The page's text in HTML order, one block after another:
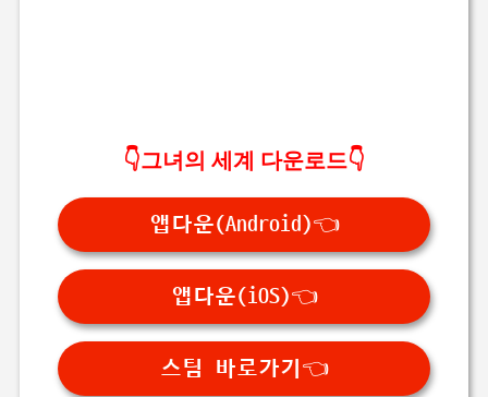
👇그녀의 세계 다운로드👇
앱다운(Android)👈
앱다운(iOS)👈
스팀 바로가기👈